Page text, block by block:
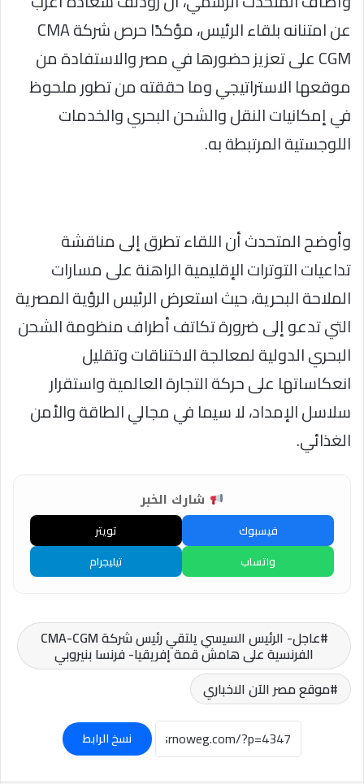
عن امتنانه بلقاء الرئيس، مؤكدًا حرص شركة CMA
CGM على تعزيز حضورها في مصر والاستفادة من
موقعها الاستراتيجي وما حققته من تطور ملحوظ
في إمكانيات النقل والشحن البحري والخدمات
اللوجستية المرتبطة به.
وأوضح المتحدث أن اللقاء تطرق إلى مناقشة
تداعيات التوترات الإقليمية الراهنة على مسارات
الملاحة البحرية، حيث استعرض الرئيس الرؤية المصرية
التي تدعو إلى ضرورة تكاتف أطراف منظومة الشحن
البحري الدولية لمعالجة الاختناقات وتقليل
انعكاساتها على حركة التجارة العالمية واستقرار
سلاسل الإمداد، لا سيما في مجالي الطاقة والأمن
الغذائي.
شارك الخبر
فيسبوك
تويتر
واتساب
تيليجرام
عاجل- الرئيس السيسي يلتقي رئيس شركة CMA-CGM
الفرنسية على هامش قمة إفريقيا- فرنسا بنيروبي
موقع مصر الآن الاخباري
نسخ الرابط